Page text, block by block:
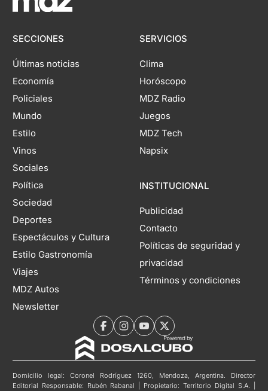
SECCIONES
Últimas noticias
Economía
Policiales
Mundo
Estilo
Vinos
Sociales
Política
Sociedad
Deportes
Espectáculos y Cultura
Estilo Gastronomía
Viajes
MDZ Autos
Newsletter
SERVICIOS
Clima
Horóscopo
MDZ Radio
Juegos
MDZ Tech
Napsix
INSTITUCIONAL
Publicidad
Contacto
Políticas de seguridad y
privacidad
Términos y condiciones
Domicilio legal: Coronel Rodríguez 1260, Mendoza, Argentina. Director
Editorial Responsable: Rubén Rabanal | Propietario: Territorio Digital S.A. |